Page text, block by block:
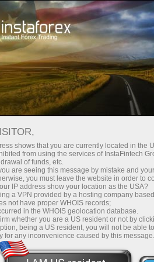
Швидке відкриття рахунку
Інвесторам
вашій увазі п'ять
за допомогою ПАММ-
Ти хочеш
прибуток
shows that you are currently located in the
from using the services of InstaFintech
of funds, etc.
are seeing this message by mistake and
you must leave the website in order to
IP address show your location as the USA?
a VPN provided by a hosting company
not have proper WHOIS records;
in the WHOIS geolocation database.
whether you are a US resident or not by
being a US resident, you will not be able
for any inconvenience caused by this message.